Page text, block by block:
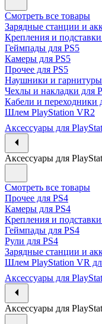
Смотреть все товары
Зарядные станции и
Крепления и
Геймпады для PS5
Камеры для PS5
Прочее для PS5
Наушники и гарнитуры
Чехлы и накладки для
Кабели и переходники
Шлем PlayStation VR2
Аксессуары для
Аксессуары для
Смотреть все товары
Прочее для PS4
Камеры для PS4
Крепления и
Геймпады для PS4
Рули для PS4
Зарядные станции и
Шлем PlayStation VR
Аксессуары для
Аксессуары для